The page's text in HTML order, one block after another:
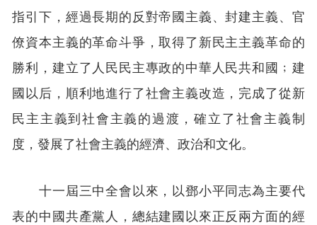
指引下，經過長期的反對帝國主義、封建主義、官
僚資本主義的革命斗爭，取得了新民主主義革命的
勝利，建立了人民民主專政的中華人民共和國﹔建
國以后，順利地進行了社會主義改造，完成了從新
民主主義到社會主義的過渡，確立了社會主義制
度，發展了社會主義的經濟、政治和文化。
十一屆三中全會以來，以鄧小平同志為主要代
表的中國共產黨人，總結建國以來正反兩方面的經